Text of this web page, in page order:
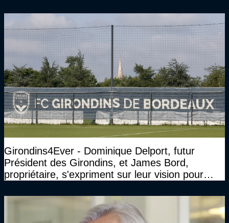
Girondins4Ever - Dominique Delport, futur
Président des Girondins, et James Bord,
propriétaire, s'expriment sur leur vision pour